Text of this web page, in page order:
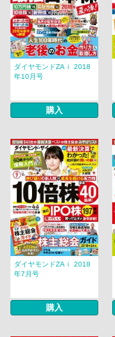
ダイヤモンドZAｉ 2018
年10月号
購入
ダイヤモンドZAｉ 2018
年7月号
購入